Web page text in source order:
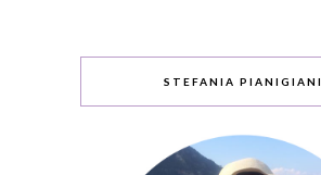
STEFANIA PIANIGIANI